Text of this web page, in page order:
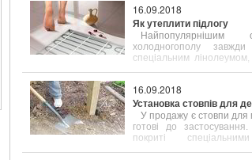
16.09.2018
Як утеплити підлогу
Найпопулярнішим
холодногополу
спеціальним
16.09.2018
Установка стовпів для
У продажу є стовпи для
готові до
покриті